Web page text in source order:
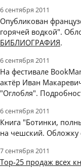
6 сентября 2011
Опубликован
горячей водкой".
БИБЛИОГРАФИЯ.
6 сентября 2011
На фестивале
актёр Иван
"Оглобля".
6 сентября 2011
Книга "Ботинки,
на чешский. Обложку
7 сентября 2011
Тop-25 продаж всех